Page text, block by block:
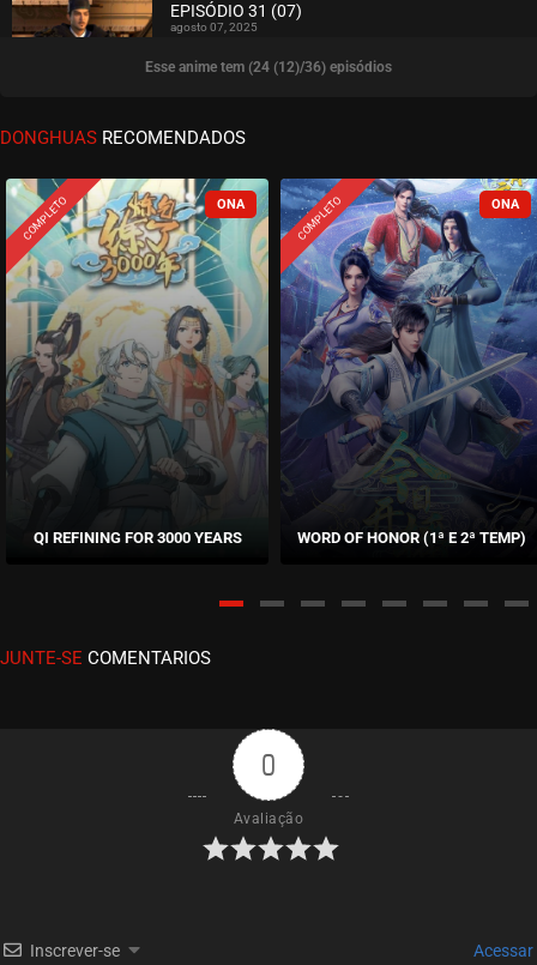
ASSISTIDO
EPISÓDIO 31 (07)
agosto 07, 2025
ASSISTIDO
EPISÓDIO 30 (06)
ASSISTIDO
EPISÓDIO 29 (05)
agosto 07, 2025
ASSISTIDO
EPISÓDIO 28 (04)
agosto 07, 2025
EPISÓDIO 27 (03)
ASSISTIDO
EPISÓDIO 25 (01)
agosto 02, 2025
EPISÓDIO 24 (12)
Esse anime tem (24 (12)/36) episódios
DONGHUAS RECOMENDADOS
COMPLETO
QI REFINING FOR 3000 YEARS
COMPLETO
WORD OF HONOR (1ª E 2ª TEMP)
JUNTE-SE COMENTARIOS
0
Avaliação
Inscrever-se Acessar